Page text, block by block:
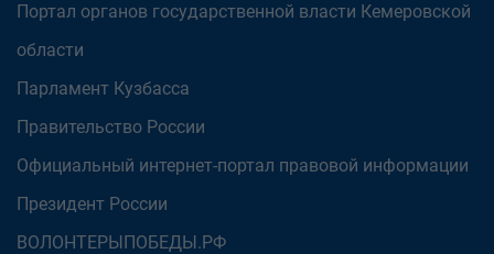
Портал органов государственной власти Кемеровской
области
Парламент Кузбасса
Правительство России
Официальный интернет-портал правовой информации
Президент России
ВОЛОНТЕРЫПОБЕДЫ.РФ